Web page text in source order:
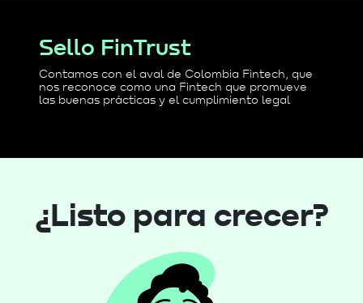
Sello FinTrust
Contamos con el aval de Colombia Fintech, que
nos reconoce como una Fintech que promueve
las buenas prácticas y el cumplimiento legal
¿Listo para crecer?